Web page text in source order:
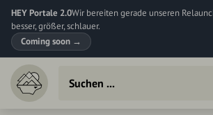
HEY Portale 2.0Wir bereiten gerade unseren
besser, größer, schlauer.
Coming soon →